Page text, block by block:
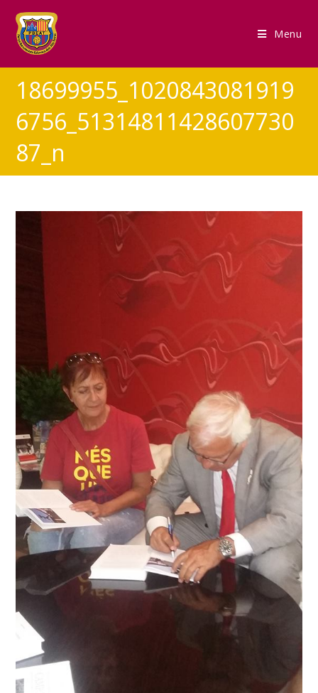
Menu
18699955_1020843081919
6756_51314811428607730
87_n